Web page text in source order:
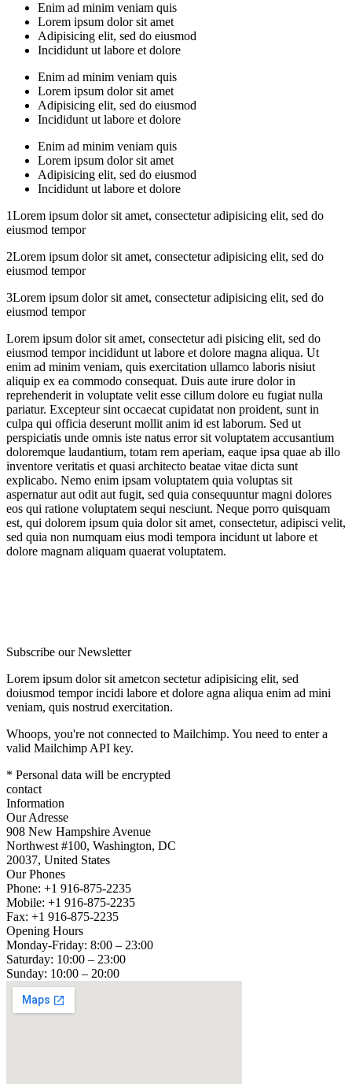
Enim ad minim veniam quis
Lorem ipsum dolor sit amet
Adipisicing elit, sed do eiusmod
Incididunt ut labore et dolore
Enim ad minim veniam quis
Lorem ipsum dolor sit amet
Adipisicing elit, sed do eiusmod
Incididunt ut labore et dolore
Enim ad minim veniam quis
Lorem ipsum dolor sit amet
Adipisicing elit, sed do eiusmod
Incididunt ut labore et dolore
1Lorem ipsum dolor sit amet, consectetur adipisicing elit, sed do
eiusmod tempor
2Lorem ipsum dolor sit amet, consectetur adipisicing elit, sed do
eiusmod tempor
3Lorem ipsum dolor sit amet, consectetur adipisicing elit, sed do
eiusmod tempor
Lorem ipsum dolor sit amet, consectetur adi pisicing elit, sed do
eiusmod tempor incididunt ut labore et dolore magna aliqua. Ut
enim ad minim veniam, quis exercitation ullamco laboris nisiut
aliquip ex ea commodo consequat. Duis aute irure dolor in
reprehenderit in voluptate velit esse cillum dolore eu fugiat nulla
pariatur. Excepteur sint occaecat cupidatat non proident, sunt in
culpa qui officia deserunt mollit anim id est laborum. Sed ut
perspiciatis unde omnis iste natus error sit voluptatem accusantium
doloremque laudantium, totam rem aperiam, eaque ipsa quae ab illo
inventore veritatis et quasi architecto beatae vitae dicta sunt
explicabo. Nemo enim ipsam voluptatem quia voluptas sit
aspernatur aut odit aut fugit, sed quia consequuntur magni dolores
eos qui ratione voluptatem sequi nesciunt. Neque porro quisquam
est, qui dolorem ipsum quia dolor sit amet, consectetur, adipisci velit,
sed quia non numquam eius modi tempora incidunt ut labore et
dolore magnam aliquam quaerat voluptatem.
Subscribe our Newsletter
Lorem ipsum dolor sit ametcon sectetur adipisicing elit, sed
doiusmod tempor incidi labore et dolore agna aliqua enim ad mini
veniam, quis nostrud exercitation.
Whoops, you're not connected to Mailchimp. You need to enter a
valid Mailchimp API key.
* Personal data will be encrypted
contact
Information
Our Adresse
908 New Hampshire Avenue
Northwest #100, Washington, DC
20037, United States
Our Phones
Phone: +1 916-875-2235
Mobile: +1 916-875-2235
Fax: +1 916-875-2235
Opening Hours
Monday-Friday: 8:00 – 23:00
Saturday: 10:00 – 23:00
Sunday: 10:00 – 20:00